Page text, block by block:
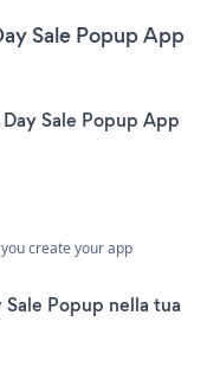
Sale Popup App
Sale Popup App
create your app
Popup nella tua